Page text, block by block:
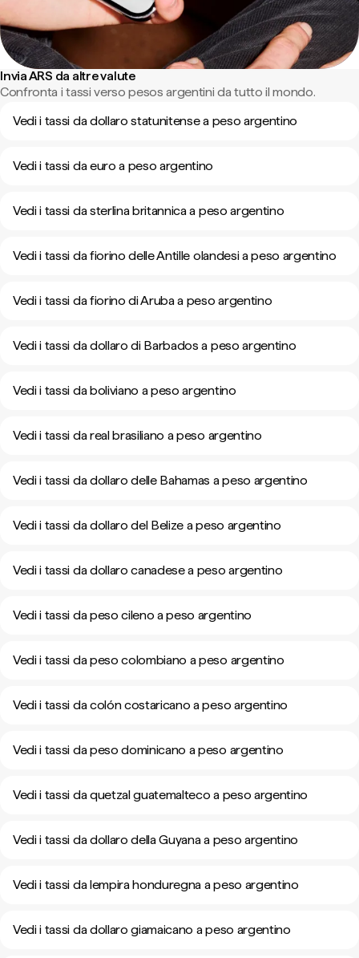
Invia ARS da altre valute
Confronta i tassi verso pesos argentini da tutto il mondo.
Vedi i tassi da dollaro statunitense a peso argentino
Vedi i tassi da euro a peso argentino
Vedi i tassi da sterlina britannica a peso argentino
Vedi i tassi da fiorino delle Antille olandesi a peso argentino
Vedi i tassi da fiorino di Aruba a peso argentino
Vedi i tassi da dollaro di Barbados a peso argentino
Vedi i tassi da boliviano a peso argentino
Vedi i tassi da real brasiliano a peso argentino
Vedi i tassi da dollaro delle Bahamas a peso argentino
Vedi i tassi da dollaro del Belize a peso argentino
Vedi i tassi da dollaro canadese a peso argentino
Vedi i tassi da peso cileno a peso argentino
Vedi i tassi da peso colombiano a peso argentino
Vedi i tassi da colón costaricano a peso argentino
Vedi i tassi da peso dominicano a peso argentino
Vedi i tassi da quetzal guatemalteco a peso argentino
Vedi i tassi da dollaro della Guyana a peso argentino
Vedi i tassi da lempira honduregna a peso argentino
Vedi i tassi da dollaro giamaicano a peso argentino